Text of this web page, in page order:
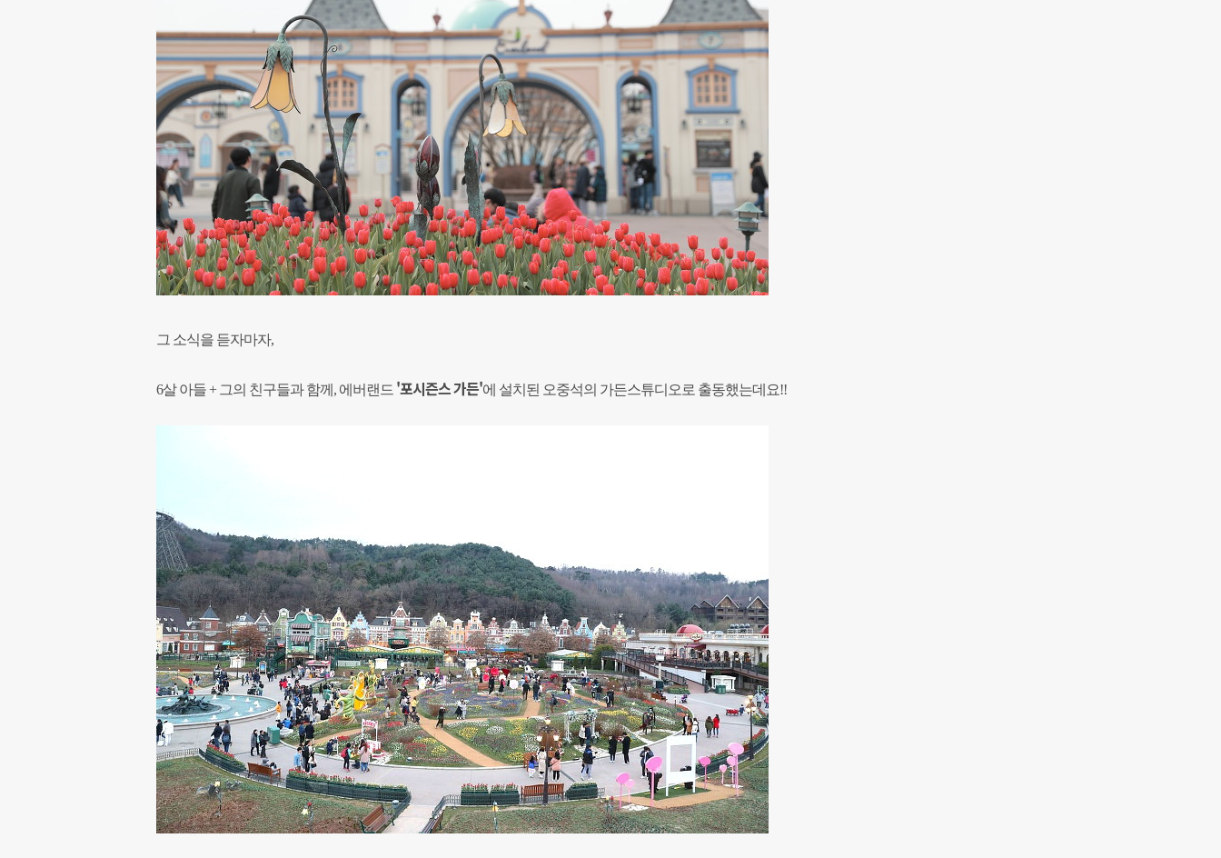
그 소식을 듣자마자,
6살 아들 + 그의 친구들과 함께, 에버랜드 '포시즌스 가든'에 설치된 오중석의 가든스튜디오로 출동했는데요!!